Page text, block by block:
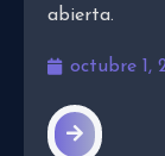
abierta.
octubre 1,